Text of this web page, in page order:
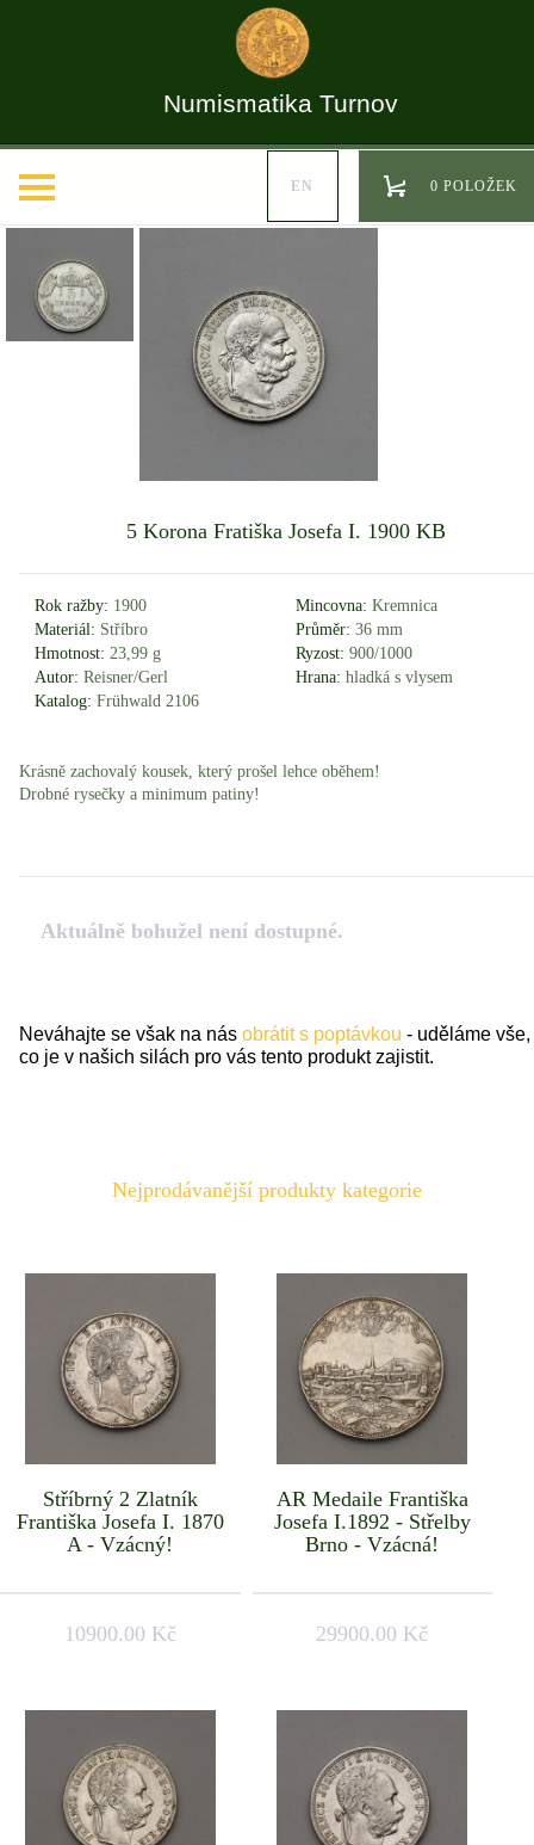
Numismatika Turnov
EN 0 POLOŽEK
5 Korona Fratiška Josefa I. 1900 KB
Rok ražby: 1900 Mincovna: Kremnica
Materiál: Stříbro Průměr: 36 mm
Hmotnost: 23,99 g Ryzost: 900/1000
Autor: Reisner/Gerl Hrana: hladká s vlysem
Katalog: Frühwald 2106
Krásně zachovalý kousek, který prošel lehce oběhem!
Drobné rysečky a minimum patiny!
Aktuálně bohužel není dostupné.
Neváhajte se však na nás obrátit s poptávkou - uděláme vše,
co je v našich silách pro vás tento produkt zajistit.
Nejprodávanější produkty kategorie
Stříbrný 2 Zlatník
Františka Josefa I. 1870
A - Vzácný!
10900.00 Kč
AR Medaile Františka
Josefa I.1892 - Střelby
Brno - Vzácná!
29900.00 Kč